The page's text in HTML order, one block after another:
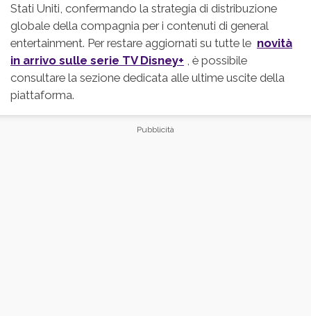
Stati Uniti, confermando la strategia di distribuzione
globale della compagnia per i contenuti di general
entertainment. Per restare aggiornati su tutte le novità
in arrivo sulle serie TV Disney+
, è possibile
consultare la sezione dedicata alle ultime uscite della
piattaforma.